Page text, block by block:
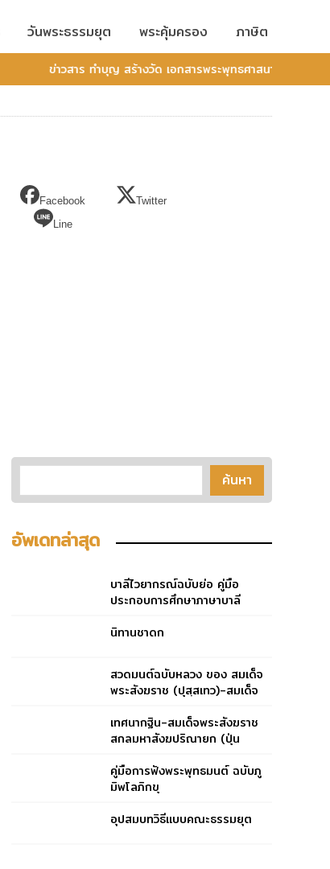
วันพระธรรมยุต พระคุ้มครอง ภาษิต
ข่าวสาร ทำบุญ สร้างวัด เอกสารพระพุทธศาสนา
Facebook
Twitter
Line
อัพเดทล่าสุด
บาลีไวยากรณ์ฉบับย่อ คู่มือ
ประกอบการศึกษาภาษาบาลี
๓
นิทานชาดก
สวดมนต์ฉบับหลวง ของ สมเด็จ
พระสังฆราช (ปุสฺสเทว)-สมเด็จ
เทศนากฐิน-สมเด็จพระสังฆราช
สกลมหาสังฆปริณายก (ปุ่น
คู่มือการฟังพระพุทธมนต์ ฉบับภู
มิพโลภิกขุ
อุปสมบทวิธีแบบคณะธรรมยุต